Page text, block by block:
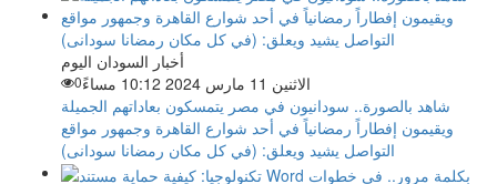
أخبار السودان اليوم
الاثنين 11 مارس 2024 10:12 مساءً
0
شاهد بالصورة.. سودانيون في مصر يتمسكون بعاداتهم الجميلة
ويقيمون إفطاراً رمضانياً في أحد شوارع القاهرة وجمهور مواقع
التواصل يشيد ويعلق: (في كل مكان رمضانا سودانى)